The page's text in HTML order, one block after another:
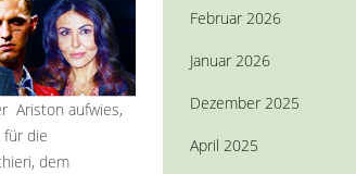
Ariston aufwies,
für die
dem
Februar 2026
Januar 2026
Dezember 2025
April 2025